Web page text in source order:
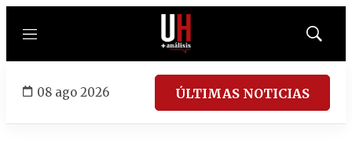
Menú
Mostrar
08 ago 2026 ÚLTIMAS NOTICIAS